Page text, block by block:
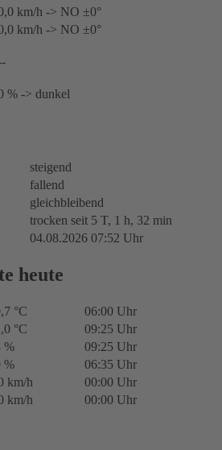
km/h -> NO ±0°
km/h -> NO ±0°
% -> dunkel
steigend
fallend
gleichbleibend
trocken seit 5 T, 1 h, 32 min
04.08.2026 07:52 Uhr
heute
°C
06:00 Uhr
°C
09:25 Uhr
%
09:25 Uhr
%
06:35 Uhr
km/h
00:00 Uhr
km/h 00:00 Uhr